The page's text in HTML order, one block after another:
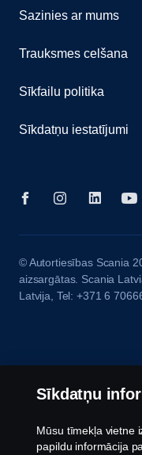
Sazinies ar mums
Trauksmes celšana
Sīkfailu politika
Sīkdatņu iestatījumi
© Autortiesības Scania
aizsargātas. Scania
Latvija, Tel: +371 6
Sīkdatņu
Mūsu tīmekļa vietne
papildu informācija